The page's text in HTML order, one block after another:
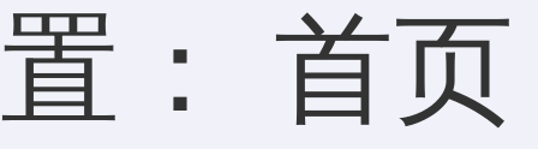
置： 首页